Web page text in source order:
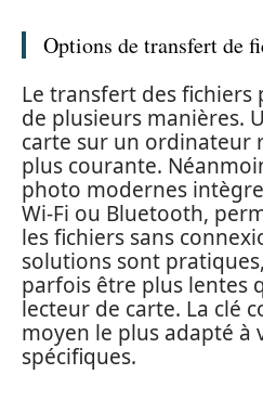
Options de transfert de
Le transfert des fichiers
de plusieurs manières.
carte sur un ordinateur
plus courante.
photo modernes
Wi-Fi ou Bluetooth,
les fichiers sans
solutions sont
parfois être plus lentes
lecteur de carte. La clé
moyen le plus adapté à
spécifiques.